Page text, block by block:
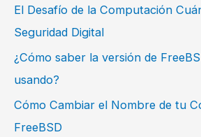
El Desafío de la Computación
Seguridad Digital
¿Cómo saber la versión de
usando?
Cómo Cambiar el Nombre de tu
FreeBSD